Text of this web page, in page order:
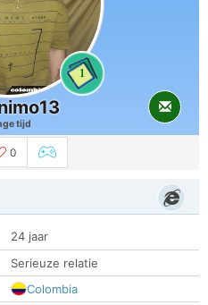
1
tijd
0
24 jaar
Serieuze relatie
Colombia